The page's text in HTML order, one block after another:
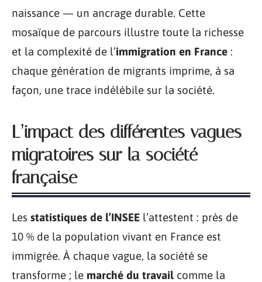
naissance — un ancrage durable. Cette
mosaïque de parcours illustre toute la richesse
et la complexité de l’immigration en France :
chaque génération de migrants imprime, à sa
façon, une trace indélébile sur la société.
L’impact des différentes vagues
migratoires sur la société
française
Les statistiques de l’INSEE l’attestent : près de
10 % de la population vivant en France est
immigrée. À chaque vague, la société se
transforme ; le marché du travail comme la